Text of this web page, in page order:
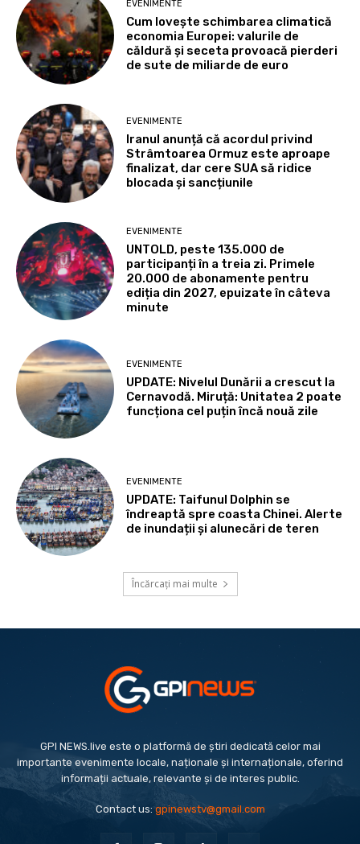
EVENIMENTE
Cum lovește schimbarea climatică
economia Europei: valurile de
căldură și seceta provoacă pierderi
de sute de miliarde de euro
EVENIMENTE
Iranul anunță că acordul privind
Strâmtoarea Ormuz este aproape
finalizat, dar cere SUA să ridice
blocada și sancțiunile
EVENIMENTE
UNTOLD, peste 135.000 de
participanți în a treia zi. Primele
20.000 de abonamente pentru
ediția din 2027, epuizate în câteva
minute
EVENIMENTE
UPDATE: Nivelul Dunării a crescut la
Cernavodă. Miruță: Unitatea 2 poate
funcționa cel puțin încă nouă zile
EVENIMENTE
UPDATE: Taifunul Dolphin se
îndreaptă spre coasta Chinei. Alerte
de inundații și alunecări de teren
Încărcați mai multe
GPI NEWS.live este o platformă de știri dedicată celor mai
importante evenimente locale, naționale și internaționale, oferind
informații actuale, relevante și de interes public.
Contact us:gpinewstv@gmail.com